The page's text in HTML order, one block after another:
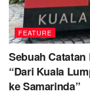
FEATURE
Sebuah
“Dari Kuala
ke Samarinda”